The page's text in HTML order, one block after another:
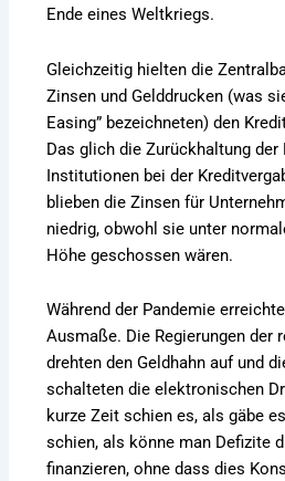
Ende eines Weltkriegs.
Gleichzeitig hielten die
Zinsen und Gelddrucken (was
Easing” bezeichneten) den
Das glich die Zurückhaltung der
Institutionen bei der
blieben die Zinsen für
niedrig, obwohl sie unter
Höhe geschossen wären.
Während der Pandemie
Ausmaße. Die Regierungen der
drehten den Geldhahn auf und
schalteten die elektronischen
kurze Zeit schien es, als gäbe
schien, als könne man Defizite
finanzieren, ohne dass dies